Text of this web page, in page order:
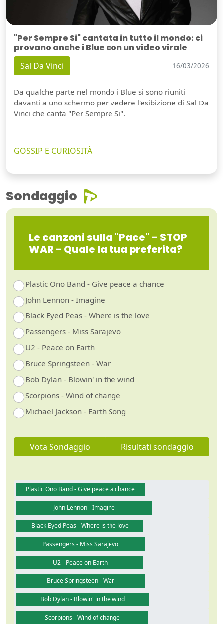
"Per Sempre Si" cantata in tutto il mondo: ci
provano anche i Blue con un video virale
Sal Da Vinci 16/03/2026
Da qualche parte nel mondo i Blue si sono riuniti
davanti a uno schermo per vedere l'esibizione di Sal Da
Vinci che canta "Per Sempre Si".
GOSSIP E CURIOSITÀ
Sondaggio
Le canzoni sulla "Pace" - STOP
WAR - Quale la tua preferita?
Plastic Ono Band - Give peace a chance
John Lennon - Imagine
Black Eyed Peas - Where is the love
Passengers - Miss Sarajevo
U2 - Peace on Earth
Bruce Springsteen - War
Bob Dylan - Blowin' in the wind
Scorpions - Wind of change
Michael Jackson - Earth Song
Vota Sondaggio Risultati sondaggio
Plastic Ono Band - Give peace a chance
John Lennon - Imagine
Black Eyed Peas - Where is the love
Passengers - Miss Sarajevo
U2 - Peace on Earth
Bruce Springsteen - War
Bob Dylan - Blowin' in the wind
Scorpions - Wind of change